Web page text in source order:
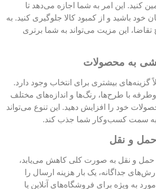
کنید. این امر به شما اجازه می‌دهد تا
خود باشید و از کمبود کالا جلوگیری کنید. به
این مزیت می‌تواند به شما برتری
گزینه‌های بیشتری برای انتخاب وجود دارد.
با طرح‌ها، رنگ‌ها و اندازه‌های مختلف
خود را افزایش دهید. این تنوع می‌تواند
به سمت کسب‌وکار شما جذب کند.
حمل و نقل به صورت کلی کاهش می‌یابد،
جداگانه، یک بار هزینه ارسال را
به ویژه برای فروشگاه‌های آنلاین یا